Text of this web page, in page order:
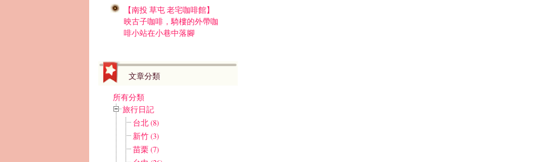
【南投 草屯 老宅咖啡館】
映古子咖啡，騎樓的外帶咖
啡小站在小巷中落腳
文章分類
所有分類
旅行日記
台北 (8)
新竹 (3)
苗栗 (7)